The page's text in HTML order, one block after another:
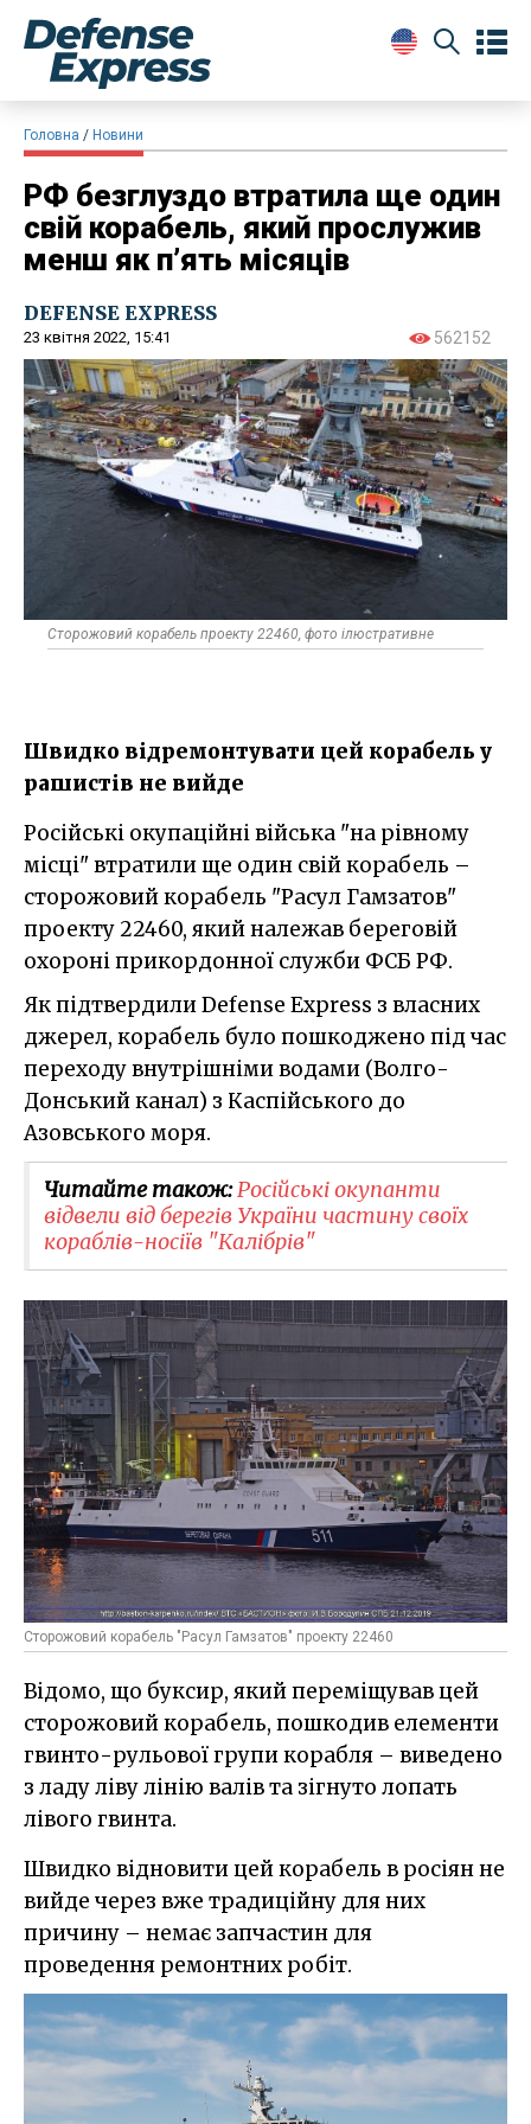
Головна Новини
РФ безглуздо втратила ще один
свій корабель, який прослужив
менш як п’ять місяців
DEFENSE EXPRESS
23 квітня 2022, 15:41 562152
Сторожовий корабель проекту 22460, фото ілюстративне
Швидко відремонтувати цей корабель у
рашистів не вийде
Російські окупаційні війська "на рівному
місці" втратили ще один свій корабель –
сторожовий корабель "Расул Гамзатов"
проекту 22460, який належав береговій
охороні прикордонної служби ФСБ РФ.
Як підтвердили Defense Express з власних
джерел, корабель було пошкоджено під час
переходу внутрішніми водами (Волго-
Донський канал) з Каспійського до
Азовського моря.
Читайте також:Російські окупанти
відвели від берегів України частину своїх
кораблів-носіїв "Калібрів"
Cторожовий корабель "Расул Гамзатов" проекту 22460
Відомо, що буксир, який переміщував цей
сторожовий корабель, пошкодив елементи
гвинто-рульової групи корабля – виведено
з ладу ліву лінію валів та зігнуто лопать
лівого гвинта.
Швидко відновити цей корабель в росіян не
вийде через вже традиційну для них
причину – немає запчастин для
проведення ремонтних робіт.